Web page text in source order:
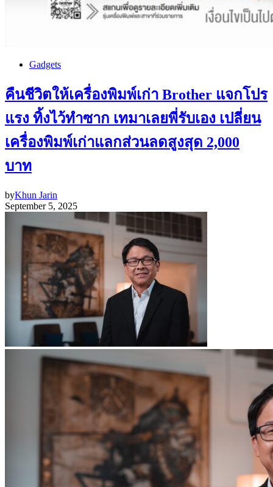
Gadgets
คืนชีวิตให้เครื่องพิมพ์เก่า Brother แจกโปร
แรง ทิ้งไว้ทำซาก เทมาเลยพี่รับเอง เปลี่ยน
เครื่องพิมพ์เก่าแลกส่วนลดสูงสุด 2,000
บาท
byKhun Jarin
September 5, 2025